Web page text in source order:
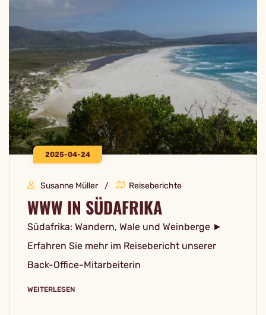
2025-04-24
Susanne Müller Reiseberichte
WWW IN SÜDAFRIKA
Südafrika: Wandern, Wale und Weinberge ►
Erfahren Sie mehr im Reisebericht unserer
Back-Office-Mitarbeiterin
WEITERLESEN